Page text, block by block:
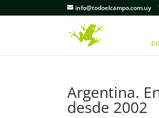
info@todoelcampo.com.uy
Argentina.
desde 2002